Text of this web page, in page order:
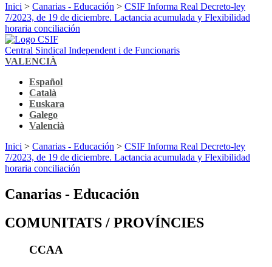
Inici > Canarias - Educación > CSIF Informa Real Decreto-ley
7/2023, de 19 de diciembre. Lactancia acumulada y Flexibilidad
horaria conciliación
Central Sindical Independent i de Funcionaris
VALENCIÀ
Español
Català
Euskara
Galego
Valencià
Inici > Canarias - Educación > CSIF Informa Real Decreto-ley
7/2023, de 19 de diciembre. Lactancia acumulada y Flexibilidad
horaria conciliación
Canarias - Educación
COMUNITATS / PROVÍNCIES
CCAA